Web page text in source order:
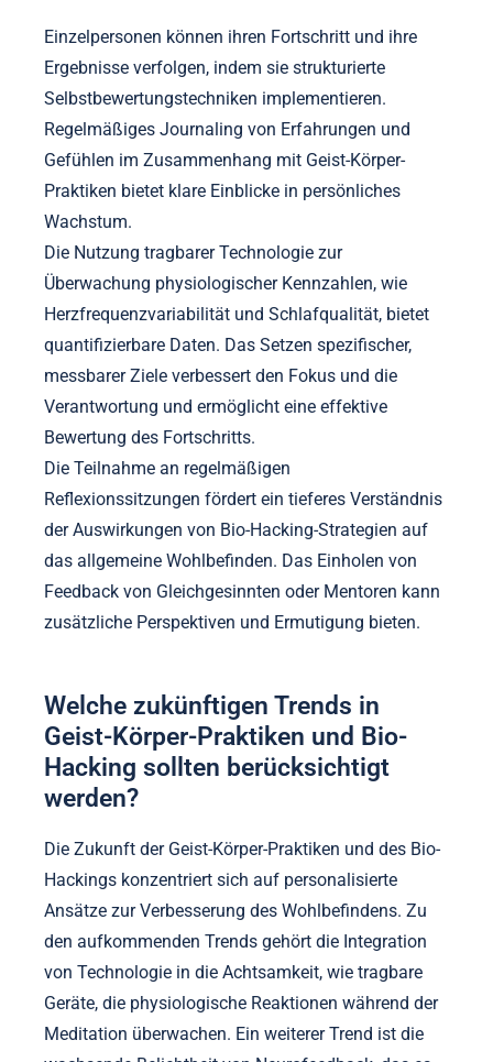
Überkomplizieren von Routinen, das Ignorieren von
Körpersignalen und das Setzen unrealistischer Ziele.
Konsistenz ist entscheidend für effektives Bio-
Hacking; Routinen sollten machbar sein. Das
Vereinfachen von Praktiken hilft, das Engagement
aufrechtzuerhalten. Auf Ihren Körper zu hören, kann
Verletzungen vorbeugen und optimale Ergebnisse
fördern. Das Setzen erreichbarer Ziele fördert die
Motivation und nachhaltigen Fortschritt.
Wie können Einzelpersonen ihren Fortschritt
und ihre Ergebnisse verfolgen?
Einzelpersonen können ihren Fortschritt und ihre
Ergebnisse verfolgen, indem sie strukturierte
Selbstbewertungstechniken implementieren.
Regelmäßiges Journaling von Erfahrungen und
Gefühlen im Zusammenhang mit Geist-Körper-
Praktiken bietet klare Einblicke in persönliches
Die Nutzung tragbarer Technologie zur
Herzfrequenzvariabilität und Schlafqualität, bietet
quantifizierbare Daten. Das Setzen spezifischer,
messbarer Ziele verbessert den Fokus und die
Verantwortung und ermöglicht eine effektive
Die Teilnahme an regelmäßigen
Reflexionssitzungen fördert ein tieferes Verständnis
der Auswirkungen von Bio-Hacking-Strategien auf
das allgemeine Wohlbefinden. Das Einholen von
Feedback von Gleichgesinnten oder Mentoren kann
zusätzliche Perspektiven und Ermutigung bieten.